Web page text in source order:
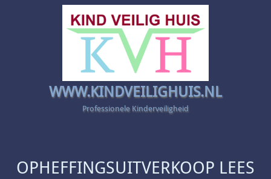
WWW.KINDVEILIGHUIS.NL
Professionele Kinderveiligheid
OPHEFFINGSUITVERKOOP LEES